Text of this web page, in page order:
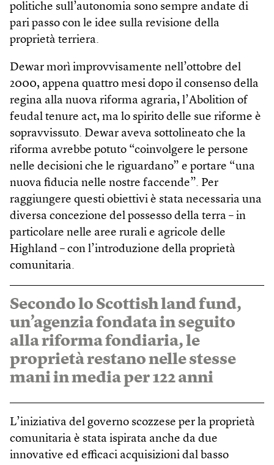
politiche sull’autonomia sono sempre andate di
pari passo con le idee sulla revisione della
proprietà terriera.
Dewar morì improvvisamente nell’ottobre del
2000, appena quattro mesi dopo il consenso della
regina alla nuova riforma agraria, l’Abolition of
feudal tenure act, ma lo spirito delle sue riforme è
sopravvissuto. Dewar aveva sottolineato che la
riforma avrebbe potuto “coinvolgere le persone
nelle decisioni che le riguardano” e portare “una
nuova fiducia nelle nostre faccende”. Per
raggiungere questi obiettivi è stata necessaria una
diversa concezione del possesso della terra – in
particolare nelle aree rurali e agricole delle
Highland – con l’introduzione della proprietà
comunitaria.
Secondo lo Scottish land fund,
un’agenzia fondata in seguito
alla riforma fondiaria, le
proprietà restano nelle stesse
mani in media per 122 anni
L’iniziativa del governo scozzese per la proprietà
comunitaria è stata ispirata anche da due
innovative ed efficaci acquisizioni dal basso